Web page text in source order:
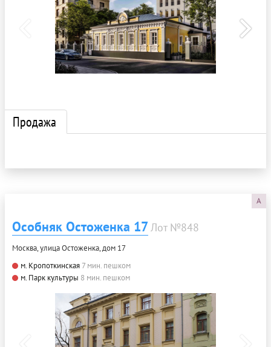
Продажа
A
Особняк Остоженка 17 Лот №848
Москва, улица Остоженка, дом 17
м. Кропоткинская 7 мин. пешком
м. Парк культуры 8 мин. пешком